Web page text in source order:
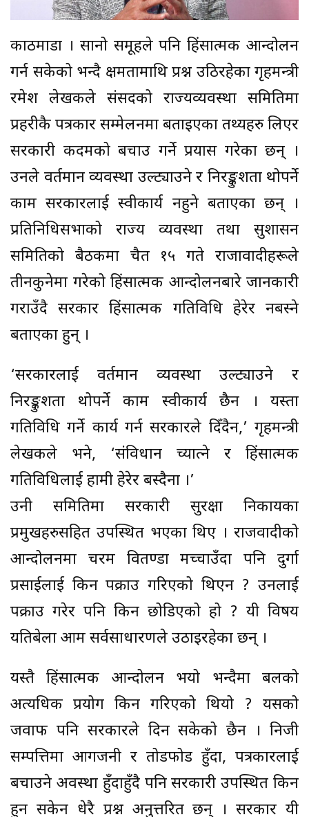
काठमाडौँ । सानो समूहले पनि हिंसात्मक आन्दोलन
गर्न सकेको भन्दै क्षमतामाथि प्रश्न उठिरहेका गृहमन्त्री
रमेश लेखकले संसदको राज्यव्यवस्था समितिमा
प्रहरीकै पत्रकार सम्मेलनमा बताइएका तथ्यहरु लिएर
सरकारी कदमको बचाउ गर्ने प्रयास गरेका छन् ।
उनले वर्तमान व्यवस्था उल्ट्याउने र निरङ्कुशता थोपर्ने
काम सरकारलाई स्वीकार्य नहुने बताएका छन् ।
प्रतिनिधिसभाको राज्य व्यवस्था तथा सुशासन
समितिको बैठकमा चैत १५ गते राजावादीहरूले
तीनकुनेमा गरेको हिंसात्मक आन्दोलनबारे जानकारी
गराउँदै सरकार हिंसात्मक गतिविधि हेरेर नबस्ने
बताएका हुन् ।
‘सरकारलाई वर्तमान व्यवस्था उल्ट्याउने र
निरङ्कुशता थोपर्ने काम स्वीकार्य छैन । यस्ता
गतिविधि गर्ने कार्य गर्न सरकारले दिँदैन,’ गृहमन्त्री
लेखकले भने, ‘संविधान च्यात्ने र हिंसात्मक
गतिविधिलाई हामी हेरेर बस्दैनौँ ।’
उनी समितिमा सरकारी सुरक्षा निकायका
प्रमुखहरुसहित उपस्थित भएका थिए । राजवादीको
आन्दोलनमा चरम वितण्डा मच्चाउँदा पनि दुर्गा
प्रसाईलाई किन पक्राउ गरिएको थिएन ? उनलाई
पक्राउ गरेर पनि किन छोडिएको हो ? यी विषय
यतिबेला आम सर्वसाधारणले उठाइरहेका छन् ।
यस्तै हिंसात्मक आन्दोलन भयो भन्दैमा बलको
अत्यधिक प्रयोग किन गरिएको थियो ? यसको
जवाफ पनि सरकारले दिन सकेको छैन । निजी
सम्पत्तिमा आगजनी र तोडफोड हुँदा, पत्रकारलाई
बचाउने अवस्था हुँदाहुँदै पनि सरकारी उपस्थित किन
हुन सकेन धेरै प्रश्न अनुत्तरित छन् । सरकार यी